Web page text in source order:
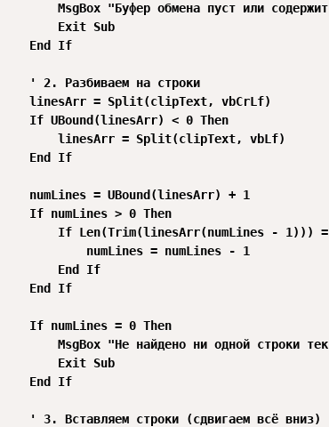
MsgBox "Буфер обмена пуст или
        Exit Sub
    End If
    ' 2. Разбиваем на строки
    linesArr = Split(clipText, vbCrLf)
    If UBound(linesArr) < 0 Then
        linesArr = Split(clipText, vbLf)
    End If
    numLines = UBound(linesArr) + 1
    If numLines > 0 Then
If Len(Trim(linesArr(numLines - 1)))
            numLines = numLines - 1
        End If
    End If
    If numLines = 0 Then
MsgBox "Не найдено ни одной строки
        Exit Sub
    End If
    ' 3. Вставляем строки (сдвигаем всё вниз)